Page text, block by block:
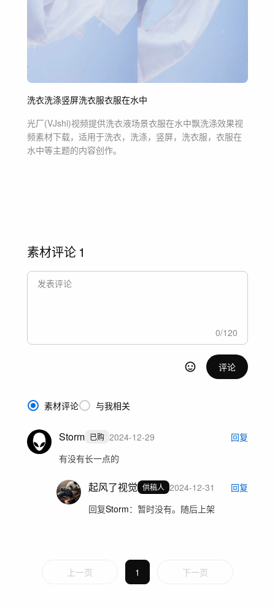
洗衣洗涤竖屏洗衣服衣服在水中
光厂(VJshi)视频提供洗衣液场景衣服在水中飘洗涤效果视
频素材下载，适用于洗衣，洗涤，竖屏，洗衣服，衣服在
水中等主题的内容创作。
素材评论 1
0/120
评论
素材评论 与我相关
Storm 已购 2024-12-29
回复
有没有长一点的
起风了视觉 供稿人 2024-12-31
回复
回复Storm： 暂时没有。随后上架
上一页 1 下一页